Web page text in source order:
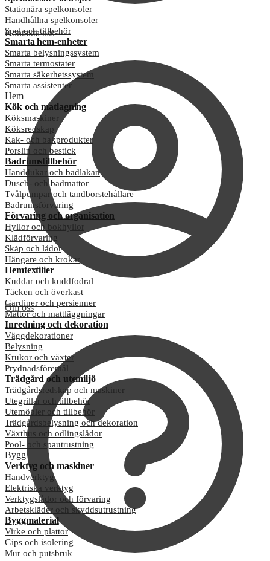
Kontakta oss
Om oss
Stationära spelkonsoler
Handhållna spelkonsoler
Spel och tillbehör
Smarta hem-enheter
Smarta belysningssystem
Smarta termostater
Smarta säkerhetssystem
Smarta assistenter
Hem
Kök och matlagning
Köksmaskiner
Köksredskap
Kak- och bakprodukter
Porslin och bestick
Badrumstillbehör
Handdukar och badlakan
Dusch- och badmattor
Tvålpumpar och tandborstehållare
Badrumsförvaring
Förvaring och organisation
Hyllor och bokhyllor
Klädförvaring
Skåp och lådor
Hängare och krokar
Hemtextilier
Kuddar och kuddfodral
Täcken och överkast
Gardiner och persienner
Mattor och mattläggningar
Inredning och dekoration
Väggdekorationer
Belysning
Krukor och växter
Prydnadsföremål
Trädgård och utemiljö
Trädgårdsredskap och maskiner
Utegrillar och tillbehör
Utemöbler och tillbehör
Trädgårdsbelysning och dekoration
Växthus och odlingslådor
Pool- och spautrustning
Bygg
Verktyg och maskiner
Handverktyg
Elektriska verktyg
Verktygslådor och förvaring
Arbetskläder och skyddsutrustning
Byggmaterial
Virke och plattor
Gips och isolering
Mur och putsbruk